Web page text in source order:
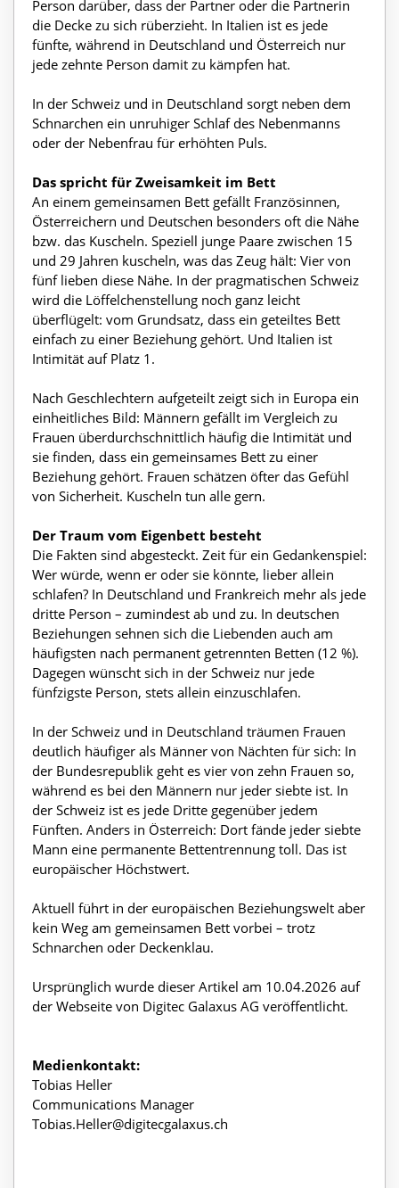
Person darüber, dass der Partner oder die Partnerin
die Decke zu sich rüberzieht. In Italien ist es jede
fünfte, während in Deutschland und Österreich nur
jede zehnte Person damit zu kämpfen hat.
In der Schweiz und in Deutschland sorgt neben dem
Schnarchen ein unruhiger Schlaf des Nebenmanns
oder der Nebenfrau für erhöhten Puls.
Das spricht für Zweisamkeit im Bett
An einem gemeinsamen Bett gefällt Französinnen,
Österreichern und Deutschen besonders oft die Nähe
bzw. das Kuscheln. Speziell junge Paare zwischen 15
und 29 Jahren kuscheln, was das Zeug hält: Vier von
fünf lieben diese Nähe. In der pragmatischen Schweiz
wird die Löffelchenstellung noch ganz leicht
überflügelt: vom Grundsatz, dass ein geteiltes Bett
einfach zu einer Beziehung gehört. Und Italien ist
Intimität auf Platz 1.
Nach Geschlechtern aufgeteilt zeigt sich in Europa ein
einheitliches Bild: Männern gefällt im Vergleich zu
Frauen überdurchschnittlich häufig die Intimität und
sie finden, dass ein gemeinsames Bett zu einer
Beziehung gehört. Frauen schätzen öfter das Gefühl
von Sicherheit. Kuscheln tun alle gern.
Der Traum vom Eigenbett besteht
Die Fakten sind abgesteckt. Zeit für ein Gedankenspiel:
Wer würde, wenn er oder sie könnte, lieber allein
schlafen? In Deutschland und Frankreich mehr als jede
dritte Person – zumindest ab und zu. In deutschen
Beziehungen sehnen sich die Liebenden auch am
häufigsten nach permanent getrennten Betten (12 %).
Dagegen wünscht sich in der Schweiz nur jede
fünfzigste Person, stets allein einzuschlafen.
In der Schweiz und in Deutschland träumen Frauen
deutlich häufiger als Männer von Nächten für sich: In
der Bundesrepublik geht es vier von zehn Frauen so,
während es bei den Männern nur jeder siebte ist. In
der Schweiz ist es jede Dritte gegenüber jedem
Fünften. Anders in Österreich: Dort fände jeder siebte
Mann eine permanente Bettentrennung toll. Das ist
europäischer Höchstwert.
Aktuell führt in der europäischen Beziehungswelt aber
kein Weg am gemeinsamen Bett vorbei – trotz
Schnarchen oder Deckenklau.
Ursprünglich wurde dieser Artikel am 10.04.2026 auf
der Webseite von Digitec Galaxus AG veröffentlicht.
Medienkontakt:
Tobias Heller
Communications Manager
Tobias.Heller@digitecgalaxus.ch